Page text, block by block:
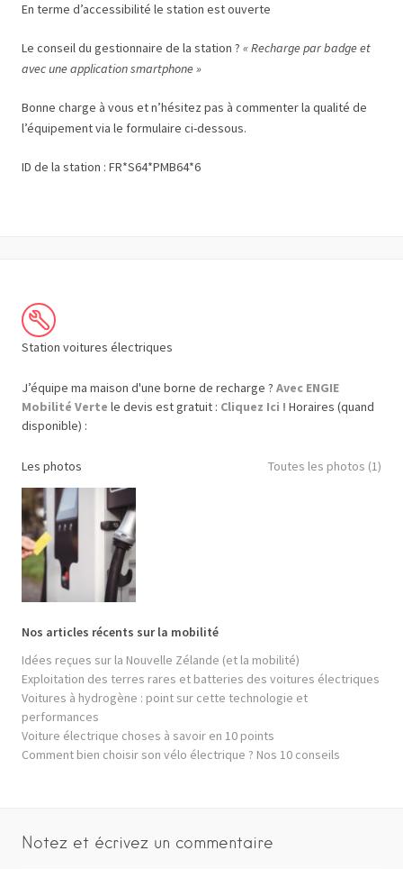
En terme d’accessibilité le station est ouverte
Le conseil du gestionnaire de la station ? « Recharge par badge et
avec une application smartphone »
Bonne charge à vous et n’hésitez pas à commenter la qualité de
l’équipement via le formulaire ci-dessous.
ID de la station : FR*S64*PMB64*6
Station voitures électriques
J’équipe ma maison d'une borne de recharge ? Avec ENGIE
Mobilité Verte le devis est gratuit : Cliquez Ici ! Horaires (quand
disponible) :
Les photos Toutes les photos (1)
Nos articles récents sur la mobilité
Idées reçues sur la Nouvelle Zélande (et la mobilité)
Exploitation des terres rares et batteries des voitures électriques
Voitures à hydrogène : point sur cette technologie et
performances
Voiture électrique choses à savoir en 10 points
Comment bien choisir son vélo électrique ? Nos 10 conseils
Notez et écrivez un commentaire